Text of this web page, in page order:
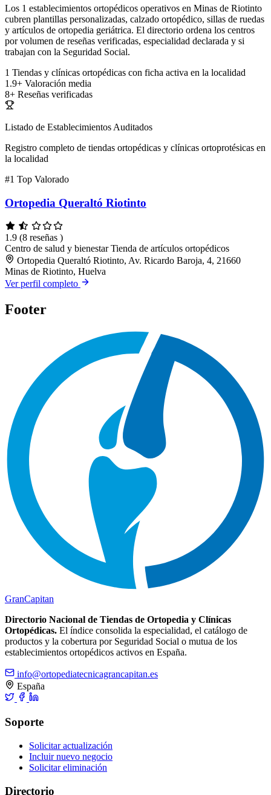
Los 1 establecimientos ortopédicos operativos en Minas de Riotinto
cubren plantillas personalizadas, calzado ortopédico, sillas de ruedas
y artículos de ortopedia geriátrica. El directorio ordena los centros
por volumen de reseñas verificadas, especialidad declarada y si
trabajan con la Seguridad Social.
1 Tiendas y clínicas ortopédicas con ficha activa en la localidad
1.9+ Valoración media
8+ Reseñas verificadas
Listado de Establecimientos Auditados
Registro completo de tiendas ortopédicas y clínicas ortoprotésicas en
la localidad
#1 Top Valorado
Ortopedia Queraltó Riotinto
1.9 (8 reseñas )
Centro de salud y bienestarTienda de artículos ortopédicos
Ortopedia Queraltó Riotinto, Av. Ricardo Baroja, 4, 21660
Minas de Riotinto, Huelva
Ver perfil completo
Footer
GranCapitan
Directorio Nacional de Tiendas de Ortopedia y Clínicas
Ortopédicas. El índice consolida la especialidad, el catálogo de
productos y la cobertura por Seguridad Social o mutua de los
establecimientos ortopédicos activos en España.
info@ortopediatecnicagrancapitan.es
España
Soporte
Solicitar actualización
Incluir nuevo negocio
Solicitar eliminación
Directorio